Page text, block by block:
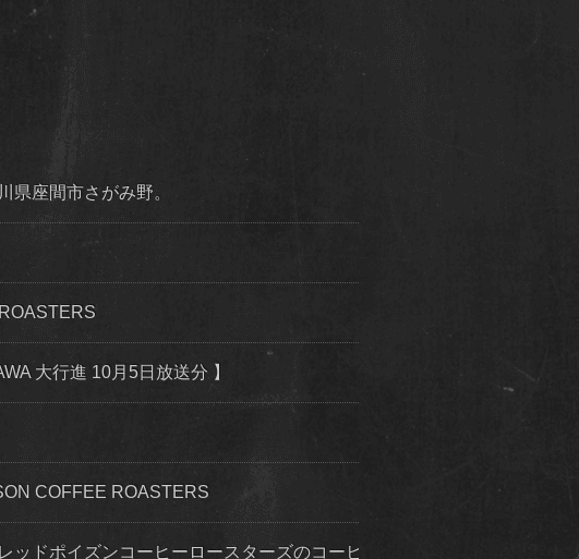
座間市さがみ野。
大行進 10月5日放送分 】
COFFEE ROASTERS
ドポイズンコーヒーロースターズのコーヒー